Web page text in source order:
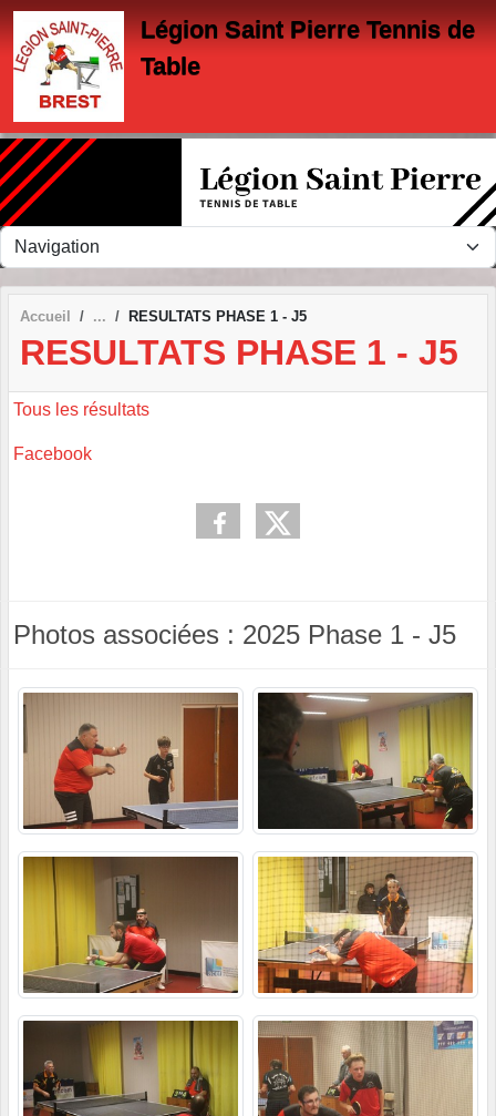
Légion Saint Pierre Tennis de
Table
Accueil RESULTATS PHASE 1 - J5
RESULTATS PHASE 1 - J5
Tous les résultats
Facebook
Photos associées : 2025 Phase 1 - J5
Panneau de gestion des cookies